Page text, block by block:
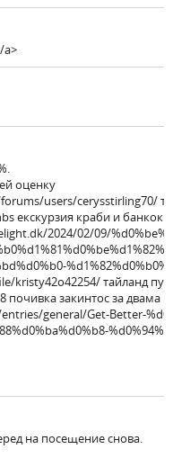
a>
оценку
users/cerysstirling70/
екскурзия краби и банкок
2024/02/09/
тайланд
закинтос за двама
general/Get-Better-
на посещение снова.